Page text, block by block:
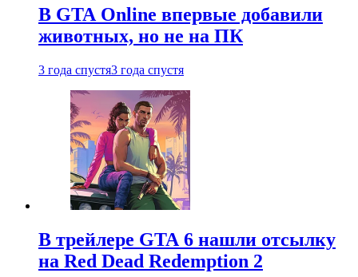
В GTA Online впервые добавили
животных, но не на ПК
3 года спустя3 года спустя
В трейлере GTA 6 нашли отсылку
на Red Dead Redemption 2